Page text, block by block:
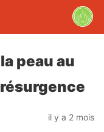
peau au
il y a 2 mois